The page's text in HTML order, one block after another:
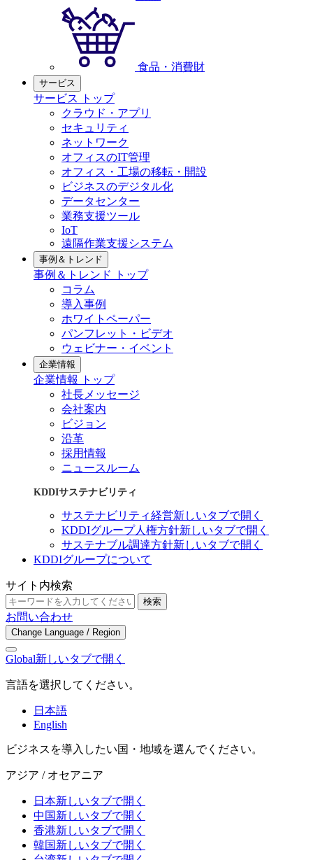
食品・消費財
サービス
サービス トップ
クラウド・アプリ
セキュリティ
ネットワーク
オフィスのIT管理
オフィス・工場の移転・開設
ビジネスのデジタル化
データセンター
業務支援ツール
IoT
遠隔作業支援システム
事例＆トレンド
事例＆トレンド トップ
コラム
導入事例
ホワイトペーパー
パンフレット・ビデオ
ウェビナー・イベント
企業情報
企業情報 トップ
社長メッセージ
会社案内
ビジョン
沿革
採用情報
ニュースルーム
KDDIサステナビリティ
サステナビリティ経営新しいタブで開く
KDDIグループ人権方針新しいタブで開く
サステナブル調達方針新しいタブで開く
KDDIグループについて
サイト内検索
検索
お問い合わせ
Change Language / Region
Global新しいタブで開く
言語を選択してください。
日本語
English
ビジネスを導入したい国・地域を選んでください。
アジア / オセアニア
日本新しいタブで開く
中国新しいタブで開く
香港新しいタブで開く
韓国新しいタブで開く